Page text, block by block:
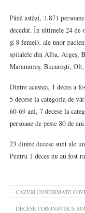
Până astăzi, 1.871
decedat. În ultimele 24 de
și 8 femei), ale unor
spitalele din Alba, Argeș,
Maramureș, București,
Dintre acestea, 1 deces a
5 decese la categoria de
60-69 ani, 7 decese la
persoane de peste 80 de ani.
23 dintre decese sunt ale
Pentru 1 deces nu au fost
CAZURI CONFIRMATE
DECESE CORONAVIRUS